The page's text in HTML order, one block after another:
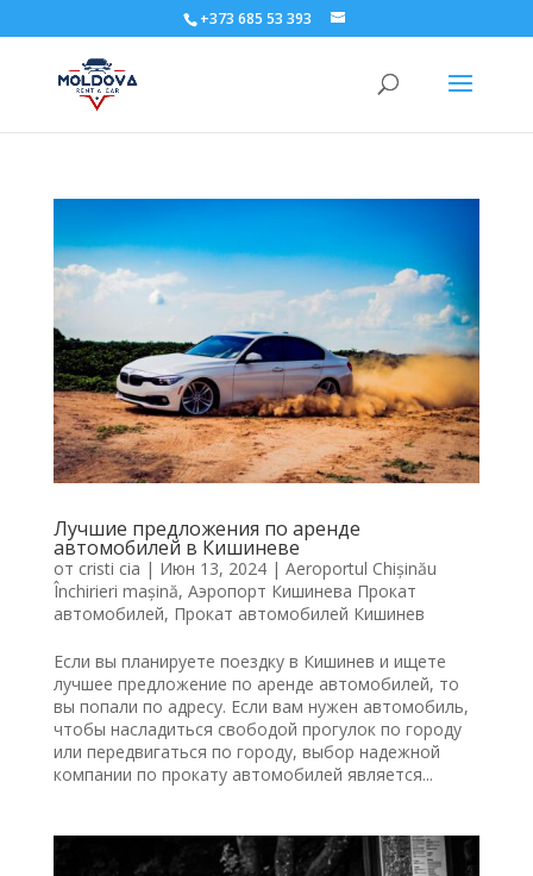
+373 685 53 393
Лучшие предложения по аренде
автомобилей в Кишиневе
от cristi cia | Июн 13, 2024| Aeroportul Chișinău
Închirieri mașină, Аэропорт Кишинева Прокат
автомобилей, Прокат автомобилей Кишинев
Если вы планируете поездку в Кишинев и ищете
лучшее предложение по аренде автомобилей, то
вы попали по адресу. Если вам нужен автомобиль,
чтобы насладиться свободой прогулок по городу
или передвигаться по городу, выбор надежной
компании по прокату автомобилей является...